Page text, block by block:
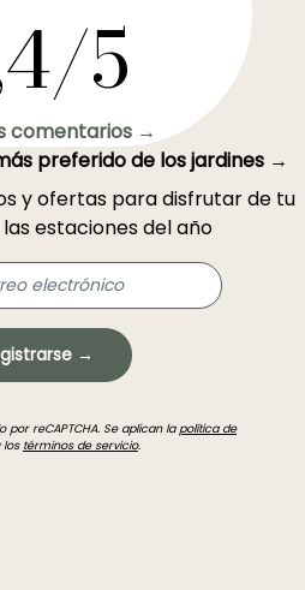
5
comentarios →
preferido de los jardines →
y ofertas para disfrutar de tu
estaciones del año
→
reCAPTCHA. Se aplican lapolítica de
términos de servicio.